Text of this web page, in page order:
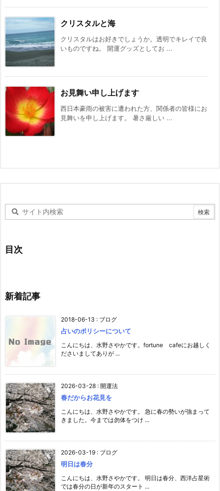
クリスタルと海
クリスタルはお好きでしょうか。透明でキレイで良
いものですね。 開運グッズとしてお ...
お見舞い申し上げます
西日本豪雨の被害に遭われた方、関係者の皆様にお
見舞いを申し上げます。 暑さ厳しい ...
目次
新着記事
2018-06-13 : ブログ
占いのポリシーについて
こんにちは、水野さやかです。fortune cafeにお越しく
ださいましてありが ...
2026-03-28 : 開運法
春だからお花見を
こんにちは、水野さやかです。 急に春の勢いが強まって
きました。今までは勿体をつけ ...
2026-03-19 : ブログ
明日は春分
こんにちは、水野さやかです。 明日は春分、西洋占星術
では春分の日が新年のスタート ...